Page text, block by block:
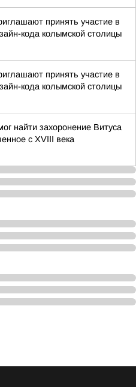
принять участие в
кода колымской столицы
принять участие в
кода колымской столицы
найти захоронение Витуса
с XVIII века